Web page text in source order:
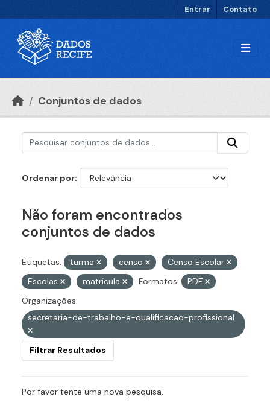
Entrar Contato
Conjuntos de dados
Ordenar por
Não foram encontrados
conjuntos de dados
Etiquetas: turma censo
Censo Escolar
Escolas
matrícula Formatos:
PDF
Organizações:
secretaria-de-trabalho-e-qualificacao-profissional
Filtrar Resultados
Por favor tente uma nova pesquisa.